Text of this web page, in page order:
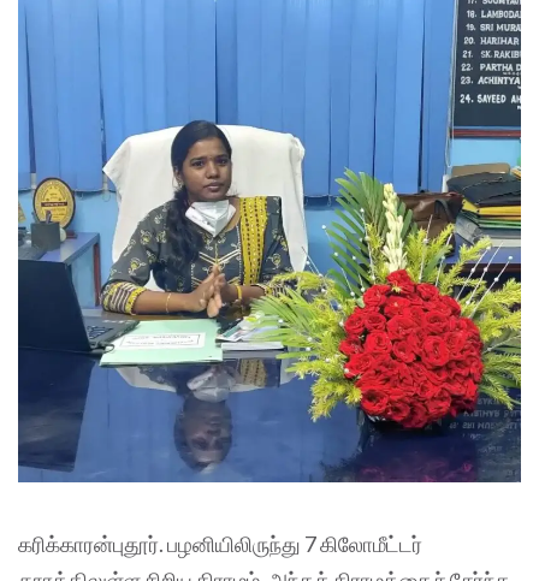
கரிக்காரன்புதூர். பழனியிலிருந்து 7 கிலோமீட்டர்